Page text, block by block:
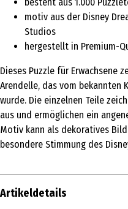
motiv aus der Disney
Studios
hergestellt in Premium-
Dieses Puzzle für Erwachsene
Arendelle, das vom bekannten
wurde. Die einzelnen Teile
aus und ermöglichen ein
Motiv kann als dekoratives
besondere Stimmung des
Artikeldetails